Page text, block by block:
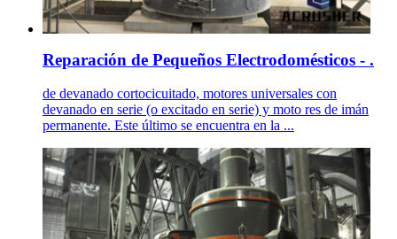
Reparación de Pequeños Electrodomésticos - .
de devanado cortocicuitado, motores universales con
devanado en serie (o excitado en serie) y moto­ res de imán
permanente. Este último se encuentra en la ...